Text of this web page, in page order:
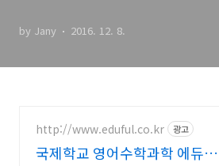
by Jany 2016. 12. 8.
http://www.eduful.co.kr 광고
국제학교 영어수학과학 에듀풀